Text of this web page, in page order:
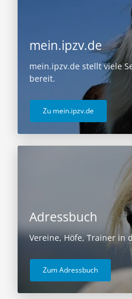
mein.ipzv.de
mein.ipzv.de stellt viele
bereit.
Zu mein.ipzv.de
Adressbuch
Vereine, Höfe, Trainer in
Zum Adressbuch